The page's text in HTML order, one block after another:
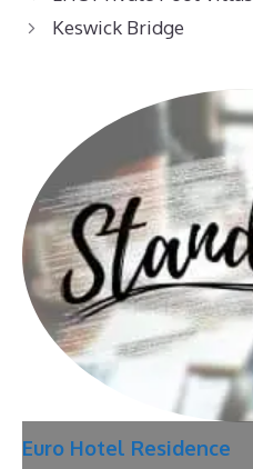
Keswick Bridge
Euro Hotel Residence